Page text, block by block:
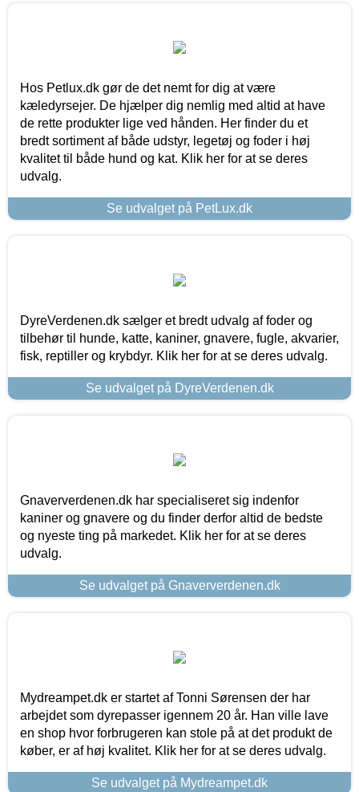
Hos Petlux.dk gør de det nemt for dig at være
kæledyrsejer. De hjælper dig nemlig med altid at have
de rette produkter lige ved hånden. Her finder du et
bredt sortiment af både udstyr, legetøj og foder i høj
kvalitet til både hund og kat. Klik her for at se deres
udvalg.
Se udvalget på PetLux.dk
DyreVerdenen.dk sælger et bredt udvalg af foder og
tilbehør til hunde, katte, kaniner, gnavere, fugle, akvarier,
fisk, reptiller og krybdyr. Klik her for at se deres udvalg.
Se udvalget på DyreVerdenen.dk
Gnaververdenen.dk har specialiseret sig indenfor
kaniner og gnavere og du finder derfor altid de bedste
og nyeste ting på markedet. Klik her for at se deres
udvalg.
Se udvalget på Gnaververdenen.dk
Mydreampet.dk er startet af Tonni Sørensen der har
arbejdet som dyrepasser igennem 20 år. Han ville lave
en shop hvor forbrugeren kan stole på at det produkt de
køber, er af høj kvalitet. Klik her for at se deres udvalg.
Se udvalget på Mydreampet.dk